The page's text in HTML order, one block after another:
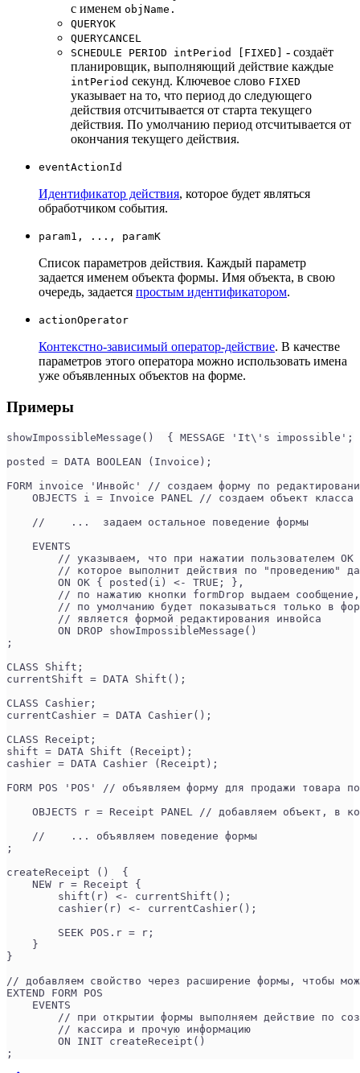
с именем objName.
QUERYOK
QUERYCANCEL
SCHEDULE PERIOD intPeriod [FIXED]
- создаёт
планировщик, выполняющий действие каждые
intPeriod секунд. Ключевое слово FIXED
указывает на то, что период до следующего
действия отсчитывается от старта текущего
действия. По умолчанию период отсчитывается от
окончания текущего действия.
eventActionId
Идентификатор действия, которое будет являться
обработчиком события.
param1, ..., paramK
Список параметров действия. Каждый параметр
задается именем объекта формы. Имя объекта, в свою
очередь, задается простым идентификатором.
actionOperator
Контекстно-зависимый оператор-действие. В качестве
параметров этого оператора можно использовать имена
уже объявленных объектов на форме.
Примеры
showImpossibleMessage()  { MESSAGE 'It\'s
posted = DATA BOOLEAN (Invoice);
FORM invoice 'Инвойс' // создаем форму по
OBJECTS i = Invoice PANEL // создаем объект класса
    //    ...  задаем остальное поведение формы
    EVENTS
// указываем, что при нажатии пользователем
// которое выполнит действия по "проведению"
        ON OK { posted(i) <- TRUE; },
// по нажатию кнопки formDrop выдаем
// по умолчанию будет показываться только в
        // является формой редактирования инвойса
        ON DROP showImpossibleMessage()
;
CLASS Shift;
currentShift = DATA Shift();
CLASS Cashier;
currentCashier = DATA Cashier();
CLASS Receipt;
shift = DATA Shift (Receipt);
cashier = DATA Cashier (Receipt);
FORM POS 'POS' // объявляем форму для продажи товара
OBJECTS r = Receipt PANEL // добавляем объект, в
    //    ... объявляем поведение формы
;
createReceipt ()  {
    NEW r = Receipt {
        shift(r) <- currentShift();
        cashier(r) <- currentCashier();
        SEEK POS.r = r;
    }
}
// добавляем свойство через расширение формы, чтобы
EXTEND FORM POS
    EVENTS
// при открытии формы выполняем действие по
        // кассира и прочую информацию
        ON INIT createReceipt()
;